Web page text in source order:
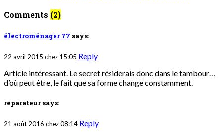
Comments (2)
électroménager 77 says:
22 avril 2015 chez 15:05 Reply
Article intéressant. Le secret résiderais donc dans le tambour…
d’où peut être, le fait que sa forme change constamment.
reparateursays:
21 août 2016 chez 08:14 Reply